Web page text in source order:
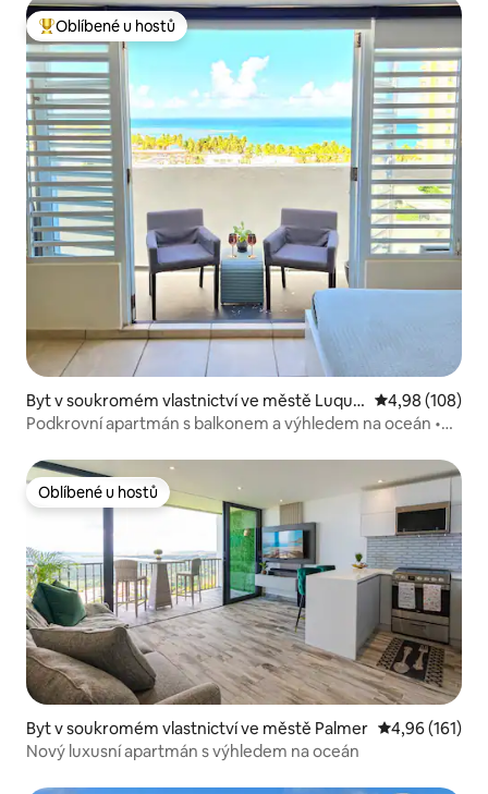
Nejlepší v kategorii Oblíbené u hostů
Oblíbené u hostů
Byt v soukromém vlastnictví ve městě Luquill
o
Průměrné
4,98 (108)
Podkrovní apartmán s balkonem a výhledem na oceán •
Oblíbené u hostů
Oblíbené u hostů
Byt v soukromém vlastnictví ve městě Palmer Průměrné
4,96 (161)
Nový luxusní apartmán s výhledem na oceán